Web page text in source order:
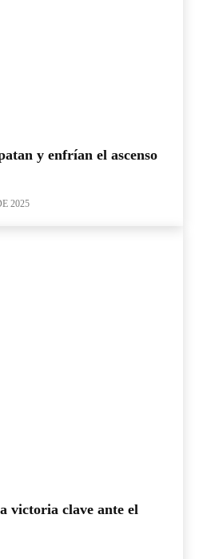
y enfrían el ascenso
2025
victoria clave ante el